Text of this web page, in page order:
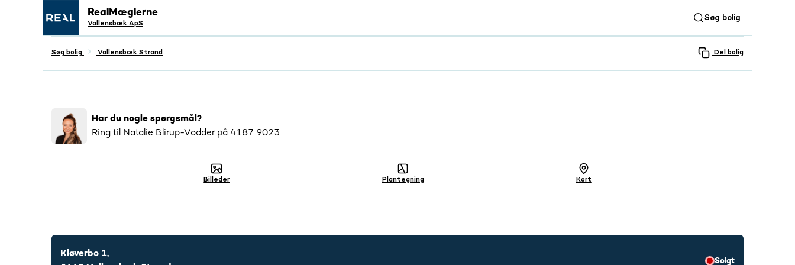
RealMæglerne
Vallensbæk ApS
Søg bolig
Søg bolig Vallensbæk Strand Del bolig
Populær
28salgsopstillinger tilsendt
Har du nogle spørgsmål?
Ring til Natalie Blirup-Vodder på 4187 9023
Billeder Plantegning Kort
Kløverbo 1,
Solgt